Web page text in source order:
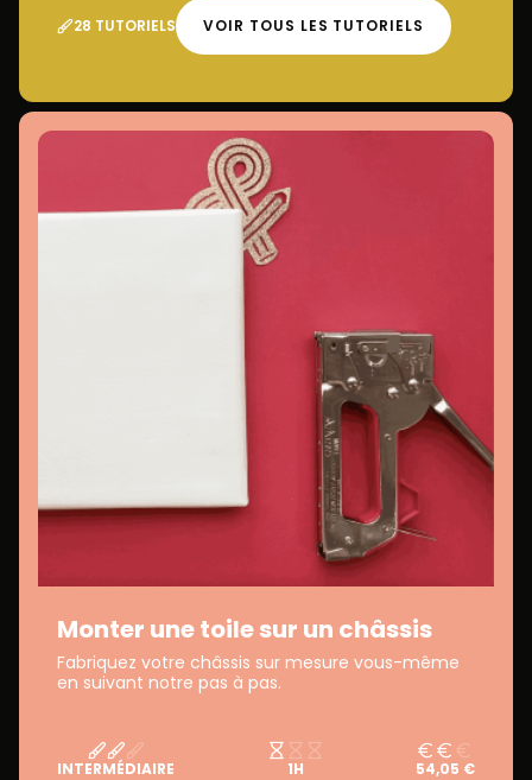
28 TUTORIELS VOIR TOUS LES TUTORIELS
Monter une toile sur un châssis
Fabriquez votre châssis sur mesure vous-même
en suivant notre pas à pas.
INTERMÉDIAIRE 1H 54,05 €